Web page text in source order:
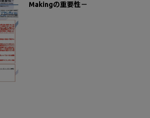
Makingの重要性－